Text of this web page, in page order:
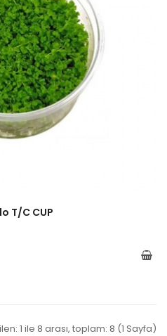
T/C CUP
1 ile 8 arası, toplam: 8 (1 Sayfa)